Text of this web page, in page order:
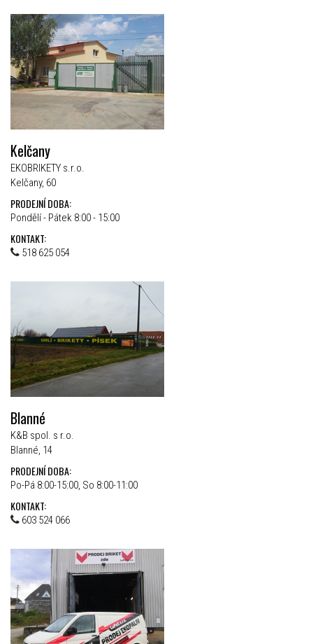
Kelčany
EKOBRIKETY s.r.o.
Kelčany, 60
PRODEJNÍ DOBA:
Pondělí - Pátek 8:00 - 15:00
KONTAKT:
518 625 054
Blanné
K&B spol. s r.o.
Blanné, 14
PRODEJNÍ DOBA:
Po-Pá 8:00-15:00, So 8:00-11:00
KONTAKT:
603 524 066